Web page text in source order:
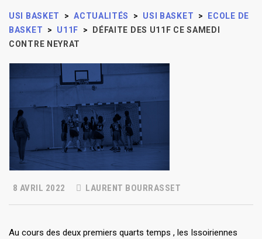
USI BASKET > ACTUALITÉS > USI BASKET >
ECOLE DE
BASKET
> U11F >
DÉFAITE DES U11F CE SAMEDI
CONTRE NEYRAT
8 AVRIL 2022 LAURENT BOURRASSET
Au cours des deux premiers quarts temps , les Issoiriennes